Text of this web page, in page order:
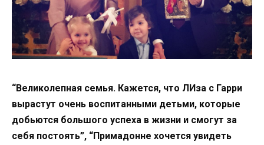
“Великолепная семья. Кажется, что ЛИза с Гарри
вырастут очень воспитанными детьми, которые
добьются большого успеха в жизни и смогут за
себя постоять”, “Примадонне хочется увидеть